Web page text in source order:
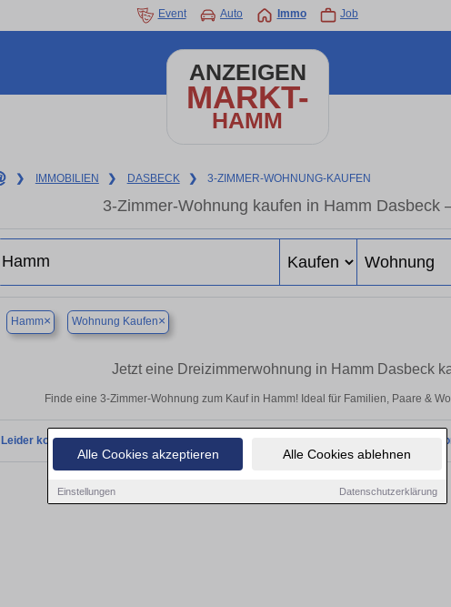
Alle Cookies akzeptieren Alle Cookies ablehnen
Einstellungen Datenschutzerklärung
Event Auto Immo Job
ANZEIGEN
MARKT-
HAMM
❯ IMMOBILIEN ❯ DASBECK ❯ 3-ZIMMER-WOHNUNG-KAUFEN
3-Zimmer-Wohnung kaufen in Hamm Dasbeck
Hamm× Wohnung Kaufen×
Jetzt eine Dreizimmerwohnung in Hamm Dasbeck
Finde eine 3-Zimmer-Wohnung zum Kauf in Hamm! Ideal für Familien, Paare &
Leider konnten wir derzeit keine passenden Objekte finden. Schauen Sie bald wieder